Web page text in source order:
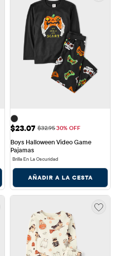
Precio de venta: $23.07
$23.07 Precio original: $32.95
$32.9530% OFF
Boys Halloween Video Game
Pajamas
Brilla En La Oscuridad
AÑADIR A LA CESTA